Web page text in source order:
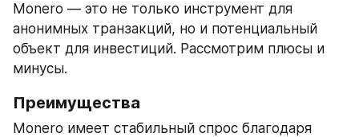
Monero — это не только инструмент для
анонимных транзакций, но и потенциальный
объект для инвестиций. Рассмотрим плюсы и
минусы.
Преимущества
Monero имеет стабильный спрос благодаря